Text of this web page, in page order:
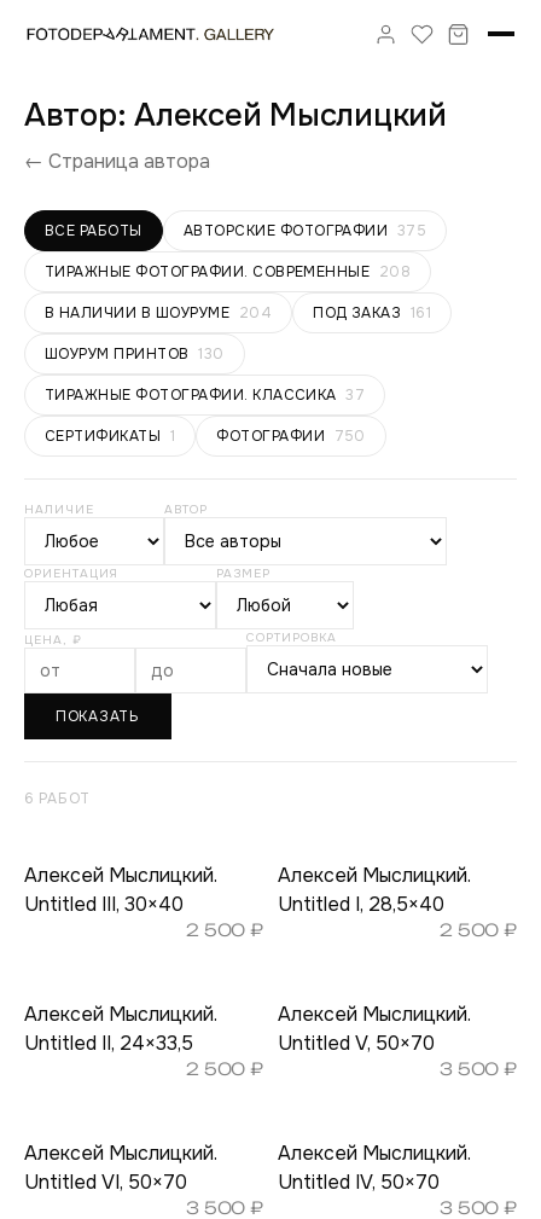
Автор: Алексей Мыслицкий
← Страница автора
ВСЕ РАБОТЫ АВТОРСКИЕ ФОТОГРАФИИ 375
ТИРАЖНЫЕ ФОТОГРАФИИ. СОВРЕМЕННЫЕ 208
В НАЛИЧИИ В ШОУРУМЕ 204 ПОД ЗАКАЗ 161
ШОУРУМ ПРИНТОВ 130
ТИРАЖНЫЕ ФОТОГРАФИИ. КЛАССИКА 37
СЕРТИФИКАТЫ 1 ФОТОГРАФИИ 750
НАЛИЧИЕ АВТОР
ОРИЕНТАЦИЯ РАЗМЕР
ЦЕНА, ₽ СОРТИРОВКА
ПОКАЗАТЬ
6 РАБОТ
Алексей Мыслицкий.
Untitled III, 30×40
2 500₽
Алексей Мыслицкий.
Untitled II, 24×33,5
2 500₽
Алексей Мыслицкий.
Untitled VI, 50×70
3 500₽
Алексей Мыслицкий.
Untitled I, 28,5×40
2 500₽
Алексей Мыслицкий.
Untitled V, 50×70
3 500₽
Алексей Мыслицкий.
Untitled IV, 50×70
3 500₽